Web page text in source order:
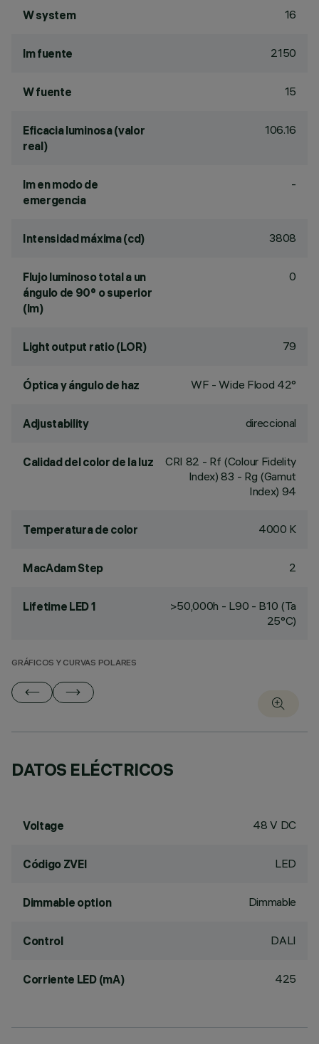
W system 16
lm fuente 2150
W fuente 15
Eficacia luminosa (valor
real)
106.16
lm en modo de
emergencia
-
Intensidad máxima (cd) 3808
Flujo luminoso total a un
ángulo de 90° o superior
(lm)
0
Light output ratio (LOR) 79
Óptica y ángulo de haz WF - Wide Flood 42°
Adjustability direccional
Calidad del color de la luz CRI 82 - Rf (Colour Fidelity
Index) 83 - Rg (Gamut
Index) 94
Temperatura de color 4000 K
MacAdam Step 2
Lifetime LED 1
>50,000h - L90 - B10 (Ta
25°C)
GRÁFICOS Y CURVAS POLARES
DATOS ELÉCTRICOS
Voltage 48 V DC
Código ZVEI LED
Dimmable option Dimmable
Control DALI
Corriente LED (mA) 425